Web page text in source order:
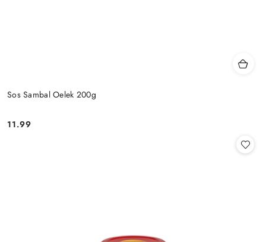
Sos Sambal Oelek 200g
Cena:
11.99